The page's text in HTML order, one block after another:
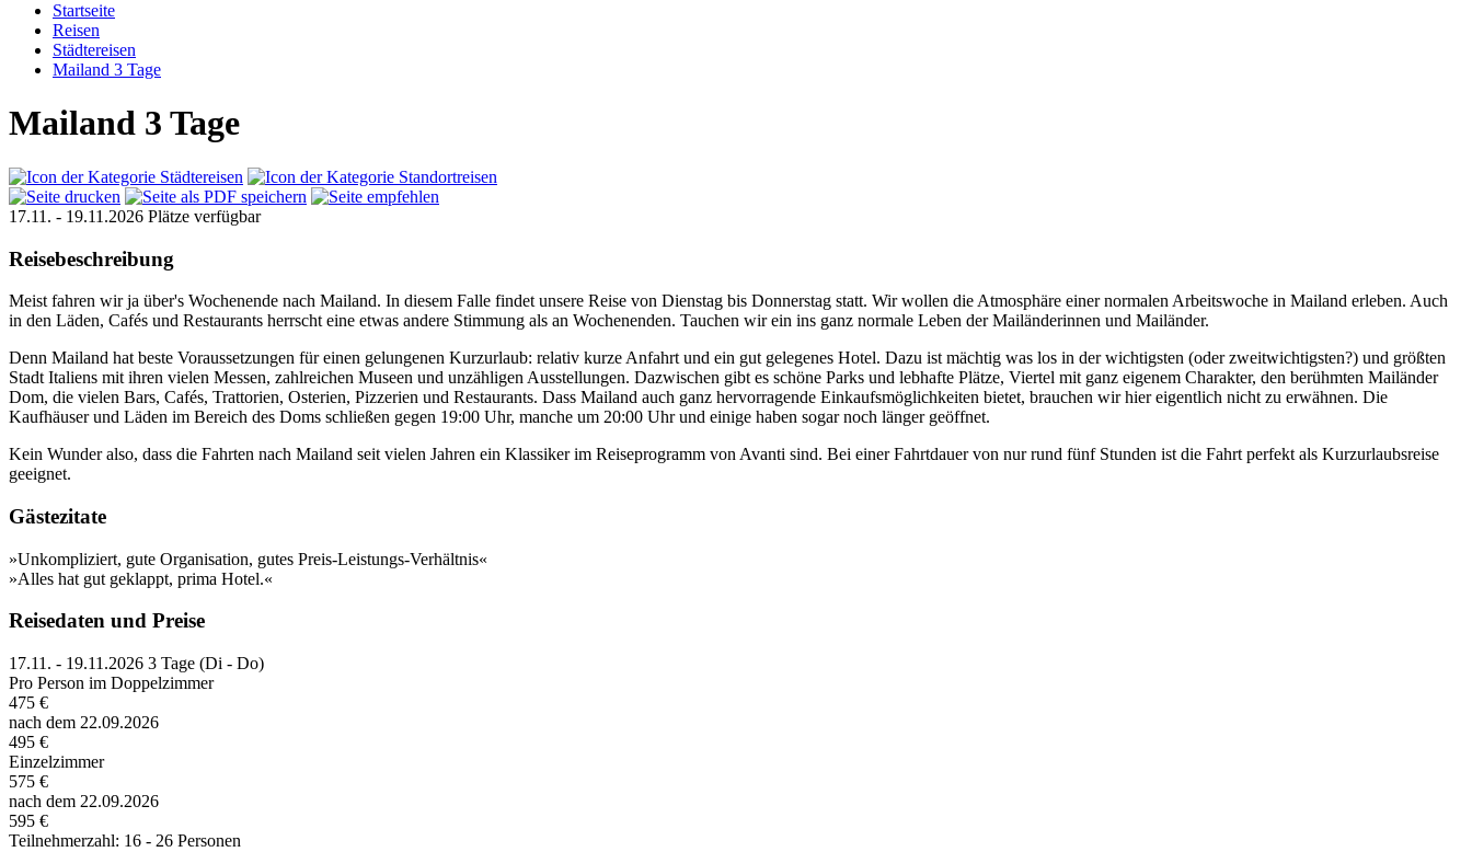
Startseite
Reisen
Städtereisen
Mailand 3 Tage
Mailand 3 Tage
17.11. - 19.11.2026 Plätze verfügbar
Reisebeschreibung
Meist fahren wir ja über's Wochenende nach Mailand. In diesem Falle findet unsere Reise von Dienstag bis Donnerstag statt. Wir wollen die Atmosphäre einer normalen Arbeitswoche in Mailand erleben. Auch
in den Läden, Cafés und Restaurants herrscht eine etwas andere Stimmung als an Wochenenden. Tauchen wir ein ins ganz normale Leben der Mailänderinnen und Mailänder.
Denn Mailand hat beste Voraussetzungen für einen gelungenen Kurzurlaub: relativ kurze Anfahrt und ein gut gelegenes Hotel. Dazu ist mächtig was los in der wichtigsten (oder zweitwichtigsten?) und größten
Stadt Italiens mit ihren vielen Messen, zahlreichen Museen und unzähligen Ausstellungen. Dazwischen gibt es schöne Parks und lebhafte Plätze, Viertel mit ganz eigenem Charakter, den berühmten Mailänder
Dom, die vielen Bars, Cafés, Trattorien, Osterien, Pizzerien und Restaurants. Dass Mailand auch ganz hervorragende Einkaufsmöglichkeiten bietet, brauchen wir hier eigentlich nicht zu erwähnen. Die
Kaufhäuser und Läden im Bereich des Doms schließen gegen 19:00 Uhr, manche um 20:00 Uhr und einige haben sogar noch länger geöffnet.
Kein Wunder also, dass die Fahrten nach Mailand seit vielen Jahren ein Klassiker im Reiseprogramm von Avanti sind. Bei einer Fahrtdauer von nur rund fünf Stunden ist die Fahrt perfekt als Kurzurlaubsreise
geeignet.
Gästezitate
»Unkompliziert, gute Organisation, gutes Preis-Leistungs-Verhältnis«
»Alles hat gut geklappt, prima Hotel.«
Reisedaten und Preise
17.11. - 19.11.2026 3 Tage (Di - Do)
Pro Person im Doppelzimmer
475 €
nach dem 22.09.2026
495 €
Einzelzimmer
575 €
nach dem 22.09.2026
595 €
Teilnehmerzahl: 16 - 26 Personen